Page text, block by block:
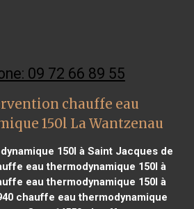
09 72 66 89 55
chauffe eau
150l La Wantzenau
150l à Saint Jacques de
eau thermodynamique 150l à
eau thermodynamique 150l à
chauffe eau thermodynamique